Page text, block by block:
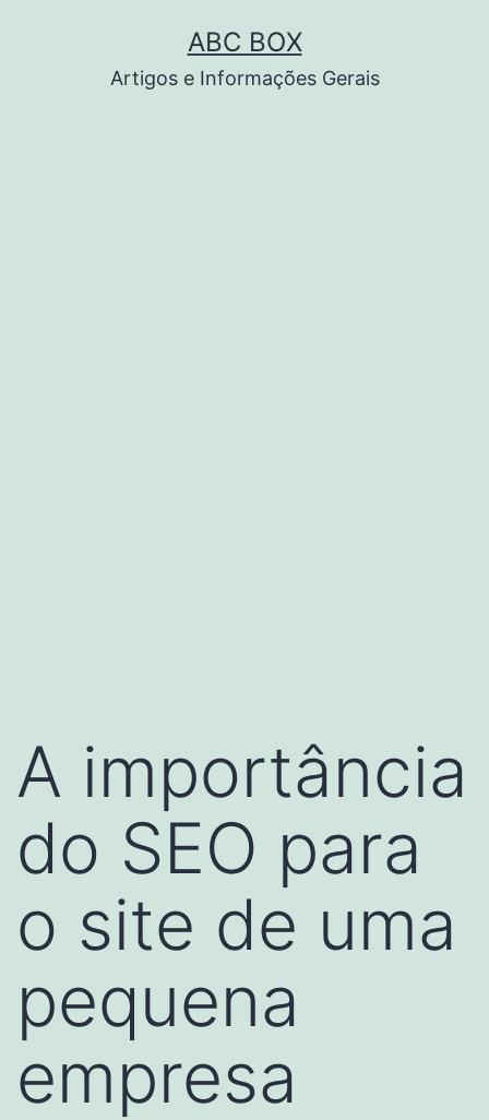
ABC BOX
Artigos e Informações Gerais
A importância
do SEO para
o site de uma
pequena
empresa